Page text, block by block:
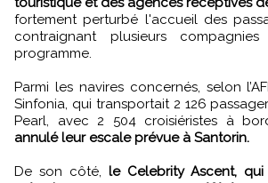
fortement perturbé l'accueil des
contraignant plusieurs
programme.
Parmi les navires concernés, selon
Sinfonia, qui transportait 2 126
Pearl, avec 2 504 croisiéristes à
annulé leur escale prévue à Santorin.
De son côté, le Celebrity Ascent,